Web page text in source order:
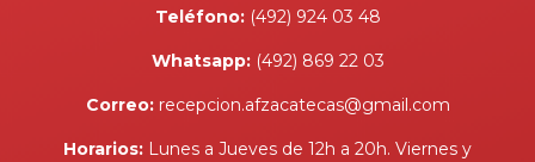
Teléfono:(492) 924 03 48
Whatsapp:(492) 869 22 03
Correo:recepcion.afzacatecas@gmail.com
Horarios: Lunes a Jueves de 12h a 20h. Viernes y